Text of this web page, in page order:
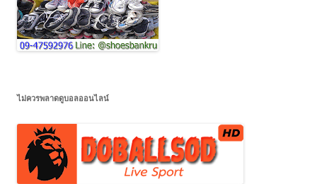
ไม่ควรพลาดดูบอลออนไลน์